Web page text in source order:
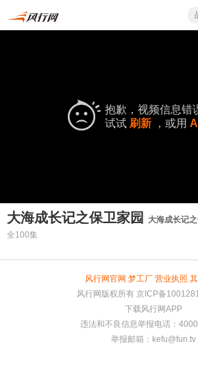
抱歉，视频信息错
试试 刷新 ，或用
大海成长记之保卫家园
大海成长记
全100集
风行网官网 梦工厂 营业执照
风行网版权所有 京ICP备
下载风行网APP
违法和不良信息举报电话：
举报邮箱： kefu@fun.tv